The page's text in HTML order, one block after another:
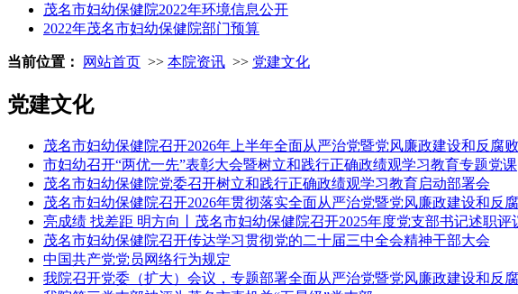
茂名市妇幼保健院2022年环境信息公开
2022年茂名市妇幼保健院部门预算
当前位置： 网站首页 >> 本院资讯 >> 党建文化
党建文化
茂名市妇幼保健院召开2026年上半年全面从严治党暨党风廉政建设和反腐
市妇幼召开“两优一先”表彰大会暨树立和践行正确政绩观学习教育专题党课
茂名市妇幼保健院党委召开树立和践行正确政绩观学习教育启动部署会
茂名市妇幼保健院召开2026年贯彻落实全面从严治党暨党风廉政建设和反
亮成绩 找差距 明方向丨茂名市妇幼保健院召开2025年度党支部书记述职评
茂名市妇幼保健院召开传达学习贯彻党的二十届三中全会精神干部大会
中国共产党党员网络行为规定
我院召开党委（扩大）会议，专题部署全面从严治党暨党风廉政建设和反